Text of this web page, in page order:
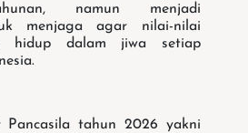
namun menjadi
menjaga agar nilai-nilai
hidup dalam jiwa setiap
Pancasila tahun 2026 yakni